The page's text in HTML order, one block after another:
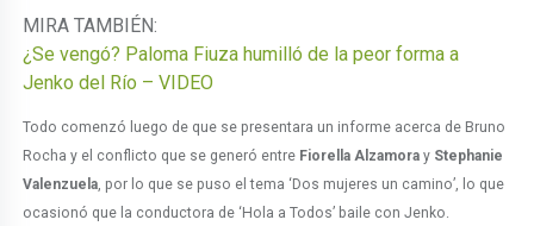
MIRA TAMBIÉN:
¿Se vengó? Paloma Fiuza humilló de la peor forma a
Jenko del Río – VIDEO
Todo comenzó luego de que se presentara un informe acerca de Bruno
Rocha y el conflicto que se generó entre Fiorella Alzamora y Stephanie
Valenzuela , por lo que se puso el tema ‘Dos mujeres un camino’, lo que
ocasionó que la conductora de ‘Hola a Todos’ baile con Jenko.